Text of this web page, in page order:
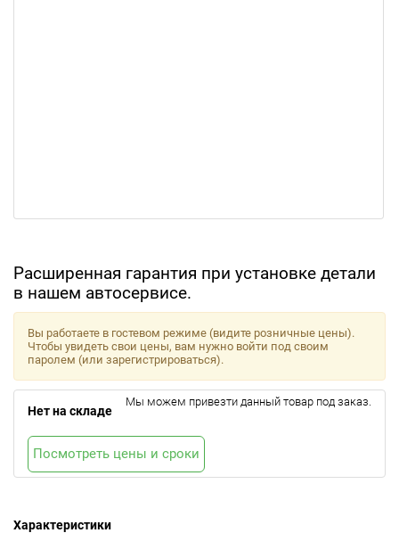
Расширенная гарантия при установке детали
в нашем автосервисе.
Характеристики
Вы работаете в гостевом режиме (видите розничные цены).
Чтобы увидеть свои цены, вам нужно войти под своим
паролем (или зарегистрироваться).
Нет на складе
Мы можем привезти данный товар под заказ.
Посмотреть цены и сроки